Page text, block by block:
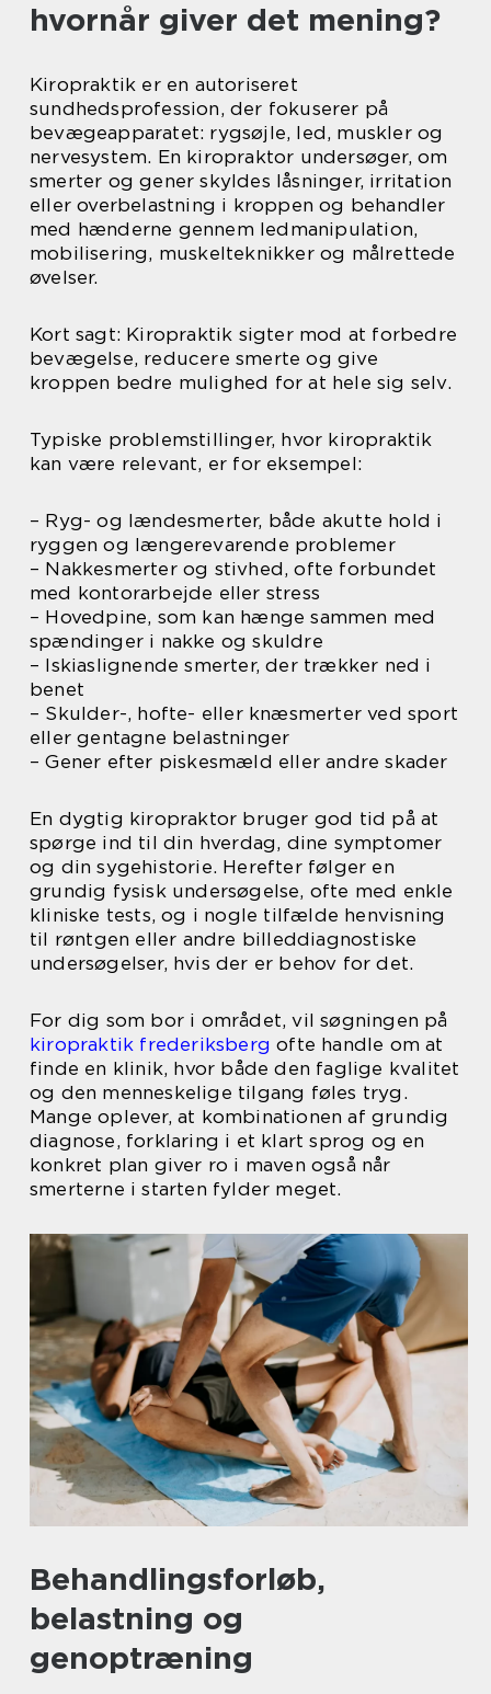
hvornår giver det mening?
Kiropraktik er en autoriseret
sundhedsprofession, der fokuserer på
bevægeapparatet: rygsøjle, led, muskler og
nervesystem. En kiropraktor undersøger, om
smerter og gener skyldes låsninger, irritation
eller overbelastning i kroppen og behandler
med hænderne gennem ledmanipulation,
mobilisering, muskelteknikker og målrettede
øvelser.
Kort sagt: Kiropraktik sigter mod at forbedre
bevægelse, reducere smerte og give
kroppen bedre mulighed for at hele sig selv.
Typiske problemstillinger, hvor kiropraktik
kan være relevant, er for eksempel:
– Ryg- og lændesmerter, både akutte hold i
ryggen og længerevarende problemer
– Nakkesmerter og stivhed, ofte forbundet
med kontorarbejde eller stress
– Hovedpine, som kan hænge sammen med
spændinger i nakke og skuldre
– Iskiaslignende smerter, der trækker ned i
benet
– Skulder-, hofte- eller knæsmerter ved sport
eller gentagne belastninger
– Gener efter piskesmæld eller andre skader
En dygtig kiropraktor bruger god tid på at
spørge ind til din hverdag, dine symptomer
og din sygehistorie. Herefter følger en
grundig fysisk undersøgelse, ofte med enkle
kliniske tests, og i nogle tilfælde henvisning
til røntgen eller andre billeddiagnostiske
undersøgelser, hvis der er behov for det.
For dig som bor i området, vil søgningen på
kiropraktik frederiksberg ofte handle om at
finde en klinik, hvor både den faglige kvalitet
og den menneskelige tilgang føles tryg.
Mange oplever, at kombinationen af grundig
diagnose, forklaring i et klart sprog og en
konkret plan giver ro i maven også når
smerterne i starten fylder meget.
Behandlingsforløb,
belastning og
genoptræning